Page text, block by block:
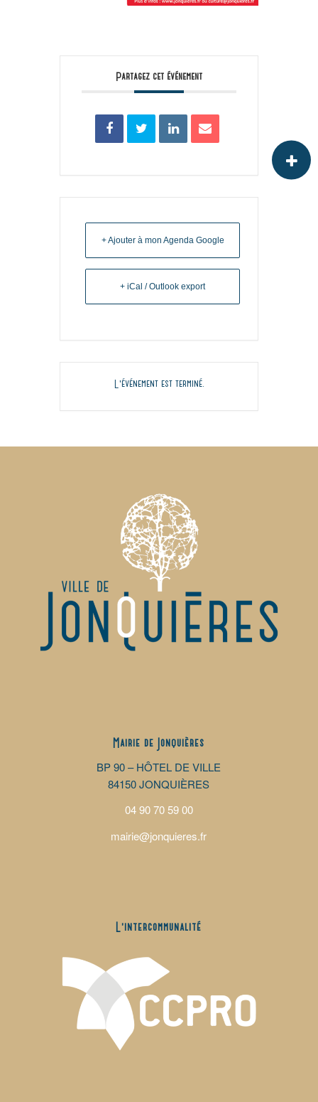
Partagez cet événement
+ Ajouter à mon Agenda Google
+ iCal / Outlook export
L'événement est terminé.
Mairie de Jonquières
BP 90 – HÔTEL DE VILLE
84150 JONQUIÈRES
04 90 70 59 00
mairie@jonquieres.fr
L’intercommunalité